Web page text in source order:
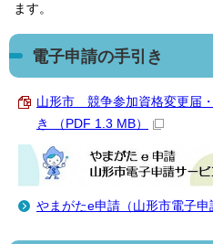
ます。
電子申請の手引き
山形市 競争参加資格変更届
き （PDF 1.3 MB）
やまがたe申請（山形市電子申